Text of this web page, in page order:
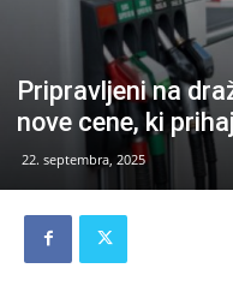
Pripravljeni na
nove cene, ki
22. septembra, 2025